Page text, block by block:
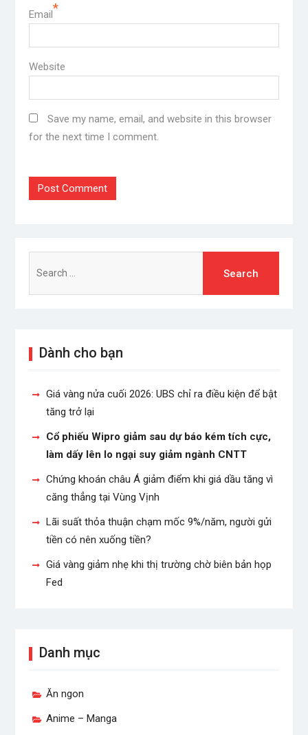
Email *
Website
Save my name, email, and website in this browser
for the next time I comment.
for:
Dành cho bạn
Giá vàng nửa cuối 2026: UBS chỉ ra điều kiện để bật
tăng trở lại
Cổ phiếu Wipro giảm sau dự báo kém tích cực,
làm dấy lên lo ngại suy giảm ngành CNTT
Chứng khoán châu Á giảm điểm khi giá dầu tăng vì
căng thẳng tại Vùng Vịnh
Lãi suất thỏa thuận chạm mốc 9%/năm, người gửi
tiền có nên xuống tiền?
Giá vàng giảm nhẹ khi thị trường chờ biên bản họp
Fed
Danh mục
Ăn ngon
Anime – Manga